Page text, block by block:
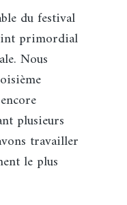
du festival
primordial
Nous
plusieurs
travailler
le plus